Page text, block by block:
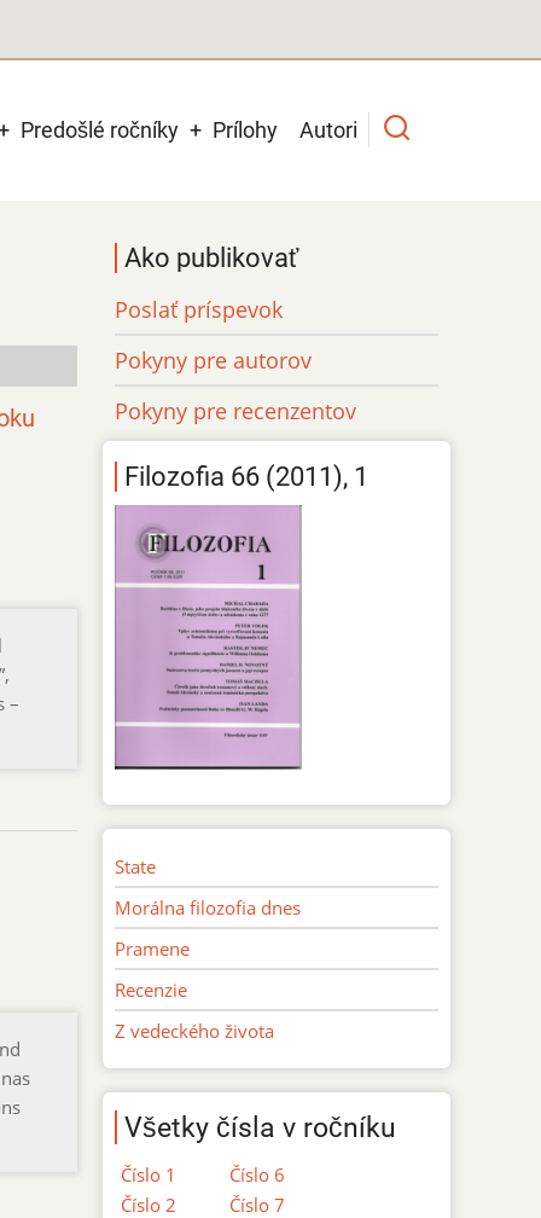
Predošlé ročníky Prílohy Autori
–
Ako publikovať
Poslať príspevok
Pokyny pre autorov
Pokyny pre recenzentov
Filozofia 66 (2011), 1
State
Morálna filozofia dnes
Pramene
Recenzie
Z vedeckého života
Všetky čísla v ročníku
Číslo 1
Číslo 2
Číslo 6
Číslo 7